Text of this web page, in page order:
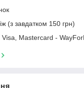
(з завдатком 150 грн)
Mastercard -